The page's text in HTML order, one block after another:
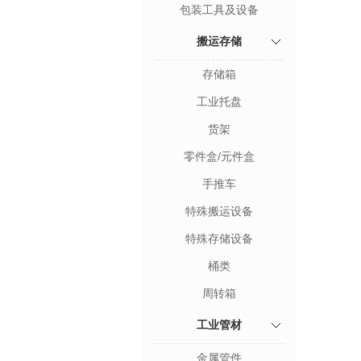
包装工具及设备
搬运存储
存储箱
工业托盘
货架
零件盒/元件盒
手推车
特殊搬运设备
特殊存储设备
桶类
周转箱
工业管材
金属管件